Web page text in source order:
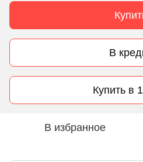
В
Купить в
В избранное